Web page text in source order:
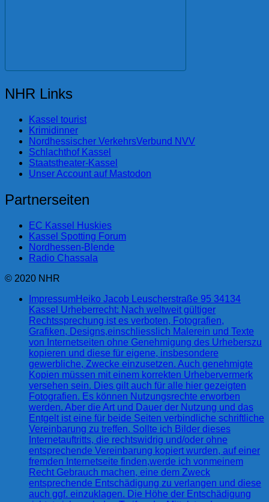
NHR Links
Kassel tourist
Krimidinner
Nordhessischer VerkehrsVerbund NVV
Schlachthof Kassel
Staatstheater-Kassel
Unser Account auf Mastodon
Partnerseiten
EC Kassel Huskies
Kassel Spotting Forum
Nordhessen-Blende
Radio Chassala
© 2020 NHR
ImpressumHeiko Jacob Leuscherstraße 95 34134
Kassel Urheberrecht: Nach weltweit gültiger
Rechtssprechung ist es verboten, Fotografien,
Grafiken, Designs,einschliesslich Malerein und Texte
von Internetseiten ohne Genehmigung des Urheberszu
kopieren und diese für eigene, insbesondere
gewerbliche, Zwecke einzusetzen. Auch genehmigte
Kopien müssen mit einem korrekten Urhebervermerk
versehen sein. Dies gilt auch für alle hier gezeigten
Fotografien. Es können Nutzungsrechte erworben
werden. Aber die Art und Dauer der Nutzung und das
Entgelt ist eine für beide Seiten verbindliche schriftliche
Vereinbarung zu treffen. Sollte ich Bilder dieses
Internetauftritts, die rechtswidrig und/oder ohne
entsprechende Vereinbarung kopiert wurden, auf einer
fremden Internetseite finden,werde ich vonmeinem
Recht Gebrauch machen, eine dem Zweck
entsprechende Entschädigung zu verlangen und diese
auch ggf. einzuklagen. Die Höhe der Entschädigung